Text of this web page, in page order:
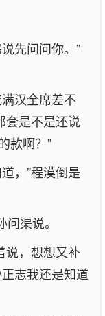
先问问你。”
汉全席差不
套是不是还说
款啊？”
，”程漠倒是
渠说。
说，想想又补
志我还是知道